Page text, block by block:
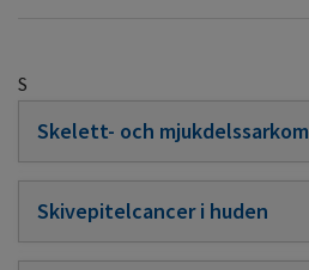
S
Skelett- och mjukdelssarkom
Skivepitelcancer i huden